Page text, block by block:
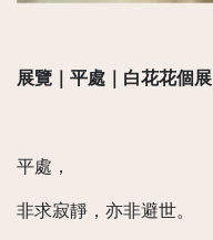
展覽｜平處｜白花花個展
平處，
非求寂靜，亦非避世。